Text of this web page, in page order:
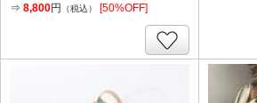
⇒8,800円 （税込） [50%OFF]